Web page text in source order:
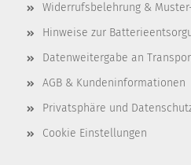
Widerrufsbelehrung &
Hinweise zur
Datenweitergabe an
AGB & Kundeninformationen
Privatsphäre und
Cookie Einstellungen